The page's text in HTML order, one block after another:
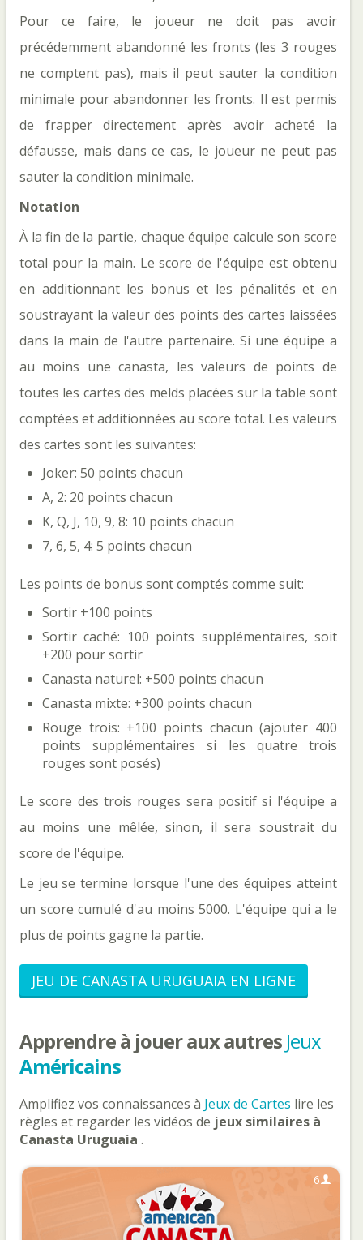
Pour ce faire, le joueur ne doit pas avoir
précédemment abandonné les fronts (les 3 rouges
ne comptent pas), mais il peut sauter la condition
minimale pour abandonner les fronts. Il est permis
de frapper directement après avoir acheté la
défausse, mais dans ce cas, le joueur ne peut pas
sauter la condition minimale.
Notation
À la fin de la partie, chaque équipe calcule son score
total pour la main. Le score de l'équipe est obtenu
en additionnant les bonus et les pénalités et en
soustrayant la valeur des points des cartes laissées
dans la main de l'autre partenaire. Si une équipe a
au moins une canasta, les valeurs de points de
toutes les cartes des melds placées sur la table sont
comptées et additionnées au score total. Les valeurs
des cartes sont les suivantes:
Joker: 50 points chacun
A, 2: 20 points chacun
K, Q, J, 10, 9, 8: 10 points chacun
7, 6, 5, 4: 5 points chacun
Les points de bonus sont comptés comme suit:
Sortir +100 points
Sortir caché: 100 points supplémentaires, soit
+200 pour sortir
Canasta naturel: +500 points chacun
Canasta mixte: +300 points chacun
Rouge trois: +100 points chacun (ajouter 400
points supplémentaires si les quatre trois
rouges sont posés)
Le score des trois rouges sera positif si l'équipe a
au moins une mêlée, sinon, il sera soustrait du
score de l'équipe.
Le jeu se termine lorsque l'une des équipes atteint
un score cumulé d'au moins 5000. L'équipe qui a le
plus de points gagne la partie.
JEU DE CANASTA URUGUAIA EN LIGNE
Apprendre à jouer aux autres Jeux
Américains
Amplifiez vos connaissances à Jeux de Cartes lire les
règles et regarder les vidéos de jeux similaires à
Canasta Uruguaia .
6